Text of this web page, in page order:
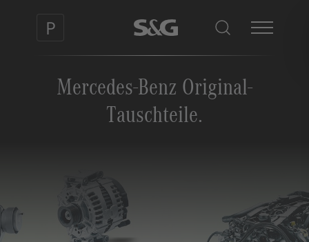
Mercedes-Benz Original-
Tauschteile.